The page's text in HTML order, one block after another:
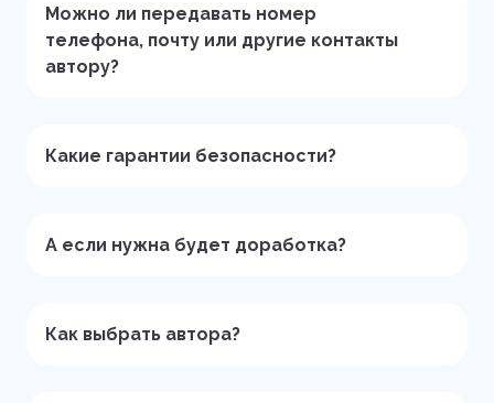
Можно ли передавать номер
телефона, почту или другие контакты
автору?
Какие гарантии безопасности?
А если нужна будет доработка?
Как выбрать автора?